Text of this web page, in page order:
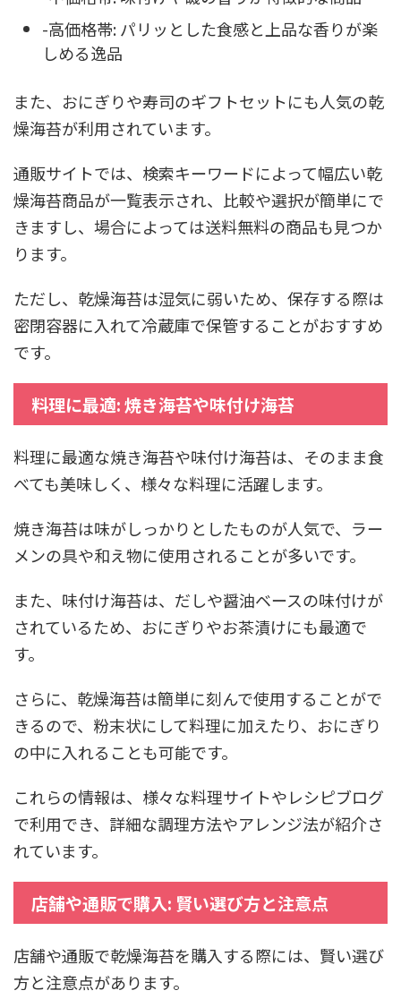
-高価格帯: パリッとした食感と上品な香りが楽
しめる逸品
また、おにぎりや寿司のギフトセットにも人気の乾
燥海苔が利用されています。
通販サイトでは、検索キーワードによって幅広い乾
燥海苔商品が一覧表示され、比較や選択が簡単にで
きますし、場合によっては送料無料の商品も見つか
ります。
ただし、乾燥海苔は湿気に弱いため、保存する際は
密閉容器に入れて冷蔵庫で保管することがおすすめ
です。
料理に最適: 焼き海苔や味付け海苔
料理に最適な焼き海苔や味付け海苔は、そのまま食
べても美味しく、様々な料理に活躍します。
焼き海苔は味がしっかりとしたものが人気で、ラー
メンの具や和え物に使用されることが多いです。
また、味付け海苔は、だしや醤油ベースの味付けが
されているため、おにぎりやお茶漬けにも最適で
す。
さらに、乾燥海苔は簡単に刻んで使用することがで
きるので、粉末状にして料理に加えたり、おにぎり
の中に入れることも可能です。
これらの情報は、様々な料理サイトやレシピブログ
で利用でき、詳細な調理方法やアレンジ法が紹介さ
れています。
店舗や通販で購入: 賢い選び方と注意点
店舗や通販で乾燥海苔を購入する際には、賢い選び
方と注意点があります。